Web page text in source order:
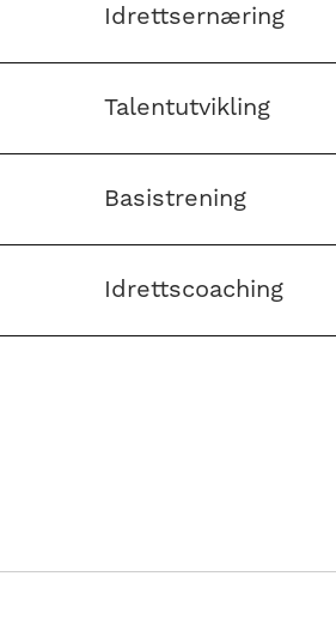
Idrettsernæring
Talentutvikling
Basistrening
Idrettscoaching